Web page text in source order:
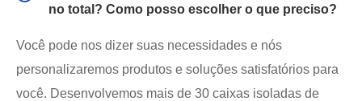
no total? Como posso escolher o que preciso?
Você pode nos dizer suas necessidades e nós
personalizaremos produtos e soluções satisfatórios para
você. Desenvolvemos mais de 30 caixas isoladas de